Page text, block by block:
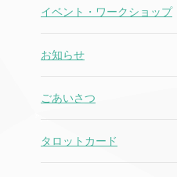
イベント・ワークショップ
お知らせ
ごあいさつ
タロットカード